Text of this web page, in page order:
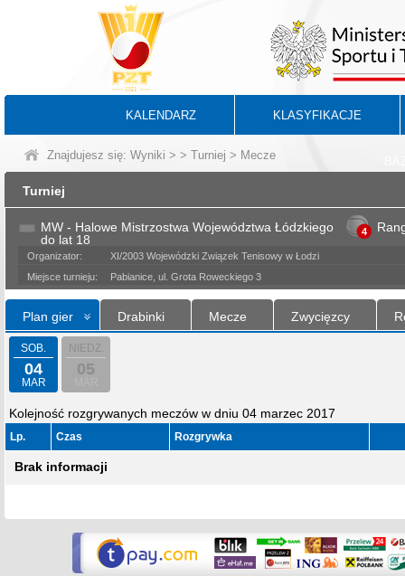
KALENDARZ KLASYFIKACJE
Znajdujesz się: Wyniki > > Turniej > Mecze
Turniej
MW - Halowe Mistrzostwa Województwa Łódzkiego
do lat 18
4
Organizator:
XI/2003 Wojewódzki Związek Tenisowy w Łodzi
Miejsce turnieju:
Pabianice, ul. Grota Roweckiego 3
Plan gier Drabinki Mecze Zwycięzcy
SOB.
04
MAR
NIEDZ.
05
Kolejność rozgrywanych meczów w dniu 04 marzec 2017
Lp. Czas Rozgrywka
Brak informacji